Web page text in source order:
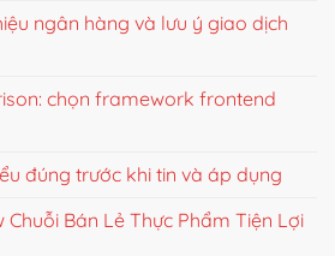
ngân hàng và lưu ý giao dịch
chọn framework frontend
đúng trước khi tin và áp dụng
Chuỗi Bán Lẻ Thực Phẩm Tiện Lợi